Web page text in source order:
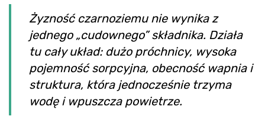
Żyzność czarnoziemu nie wynika z
jednego „cudownego” składnika. Działa
tu cały układ: dużo próchnicy, wysoka
pojemność sorpcyjna, obecność wapnia i
struktura, która jednocześnie trzyma
wodę i wpuszcza powietrze.